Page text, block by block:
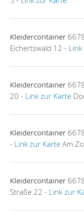
Kleidercontainer
Eichertswald 12 -
Kleidercontainer
20 - Link zur Karte
Kleidercontainer
- Link zur Karte Am
Kleidercontainer
Straße 22 - Link zur